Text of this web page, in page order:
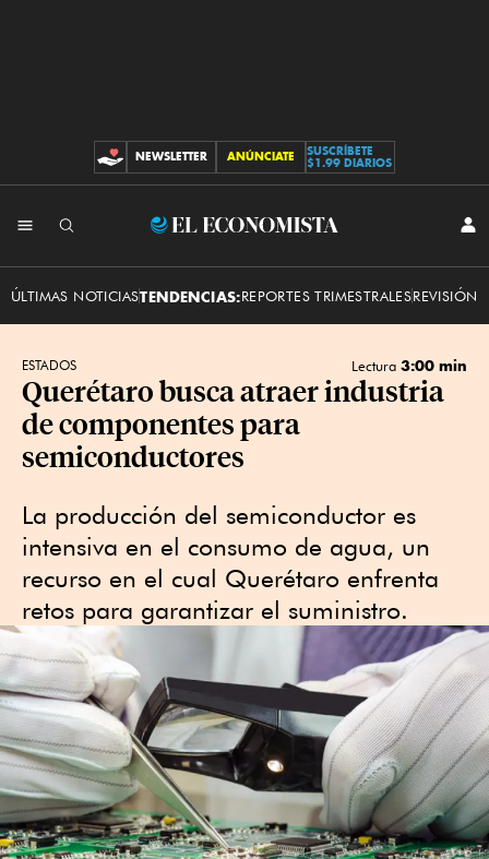
CONTRIBUCIONES
NEWSLETTER ANÚNCIATE
SUSCRÍBETE
$1.99 DIARIOS
El
ÚLTIMAS NOTICIASTENDENCIAS:REPORTES TRIMESTRALESREVISIÓN
ESTADOS Lectura 3:00 min
Querétaro busca atraer industria
de componentes para
semiconductores
La producción del semiconductor es
intensiva en el consumo de agua, un
recurso en el cual Querétaro enfrenta
retos para garantizar el suministro.